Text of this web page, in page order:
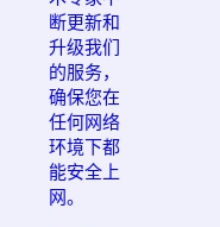
断更新和
升级我们
的服务，
确保您在
任何网络
环境下都
能安全上
网。